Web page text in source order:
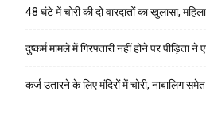
48 घंटे में चोरी की दो वारदातों का खुलासा,
दुष्कर्म मामले में गिरफ्तारी नहीं होने पर पीड़िता ने
कर्ज उतारने के लिए मंदिरों में चोरी, नाबालिग